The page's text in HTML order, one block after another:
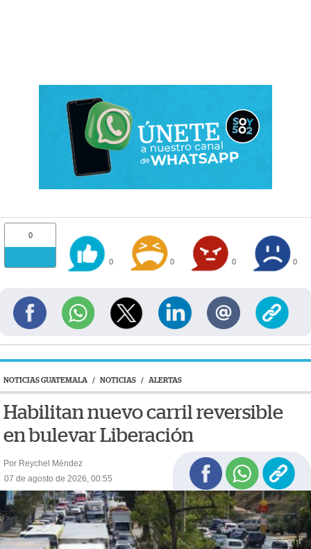
0
0 0 0 0
NOTICIAS GUATEMALA / NOTICIAS / ALERTAS
Habilitan nuevo carril reversible
en bulevar Liberación
Por Reychel Méndez
07 de agosto de 2026, 00:55